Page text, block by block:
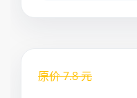
原价7.8元